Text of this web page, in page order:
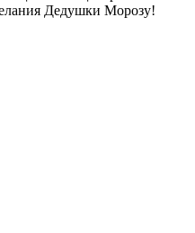
Дедушки Морозу!